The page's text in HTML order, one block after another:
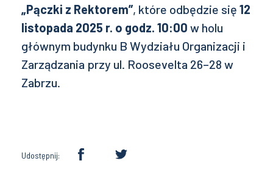
„Pączki z Rektorem”, które odbędzie się 12
listopada 2025 r. o godz. 10:00 w holu
głównym budynku B Wydziału Organizacji i
Zarządzania przy ul. Roosevelta 26–28 w
Zabrzu.
Udostępnij: